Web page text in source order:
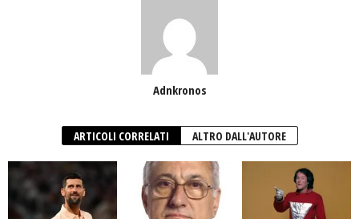
Adnkronos
ARTICOLI CORRELATI ALTRO DALL'AUTORE